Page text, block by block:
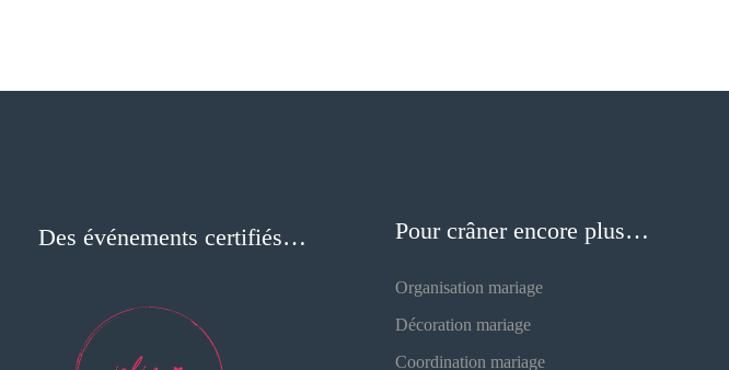
Des événements certifiés… Pour crâner encore plus…
Organisation mariage
Décoration mariage
Coordination mariage